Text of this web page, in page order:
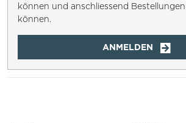
können und anschliessend
können.
ANMELDEN